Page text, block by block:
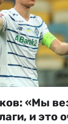
«Мы
и это